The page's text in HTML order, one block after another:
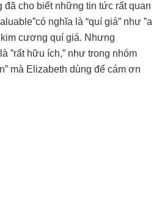
đã cho biết những tin tức rất quan
nghĩa là “quí giá” như ”a
cương quí giá. Nhưng
”rất hữu ích,” như trong nhóm
mà Elizabeth dùng để cám ơn